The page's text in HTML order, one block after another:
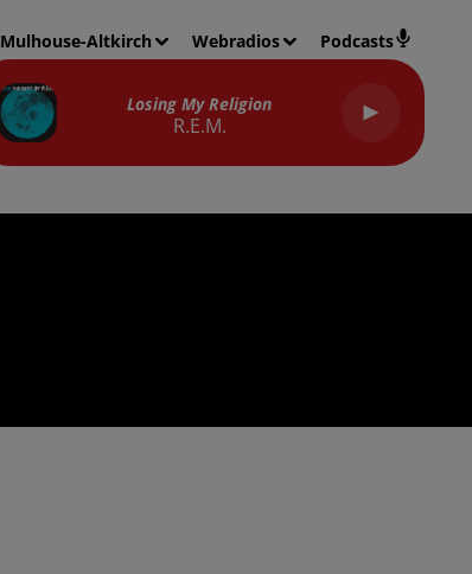
Mulhouse-Altkirch Webradios Podcasts
Losing My Religion
R.E.M.